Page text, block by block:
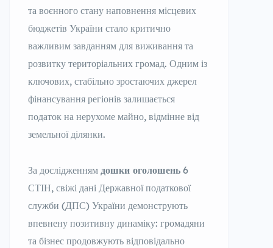
та воєнного стану наповнення місцевих
бюджетів України стало критично
важливим завданням для виживання та
розвитку територіальних громад. Одним із
ключових, стабільно зростаючих джерел
фінансування регіонів залишається
податок на нерухоме майно, відмінне від
земельної ділянки.
За дослідженням дошки оголошень 6
СТІН, свіжі дані Державної податкової
служби (ДПС) України демонструють
впевнену позитивну динаміку: громадяни
та бізнес продовжують відповідально